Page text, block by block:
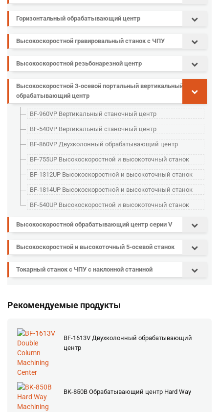
Горизонтальный обрабатывающий центр
Высокоскоростной гравировальный станок с ЧПУ
Высокоскоростной резьбонарезной центр
Высокоскоростной 3-осевой портальный вертикальный
обрабатывающий центр
BF-960VP Вертикальный станочный центр
BF-540VP Вертикальный станочный центр
BF-860VP Двухколонный обрабатывающий центр
BF-755UP Высокоскоростной и высокоточный станок
BF-1312UP Высокоскоростной и высокоточный станок
BF-1814UP Высокоскоростной и высокоточный станок
BF-540UP Высокоскоростной и высокоточный станок
Высокоскоростной обрабатывающий центр серии V
Высокоскоростной и высокоточный 5-осевой станок
Токарный станок с ЧПУ с наклонной станиной
Рекомендуемые продукты
BF-1613V Двухколонный обрабатывающий
центр
BK-850B Обрабатывающий центр Hard Way